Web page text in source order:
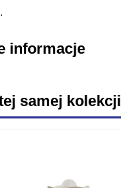
informacje
samej kolekcji